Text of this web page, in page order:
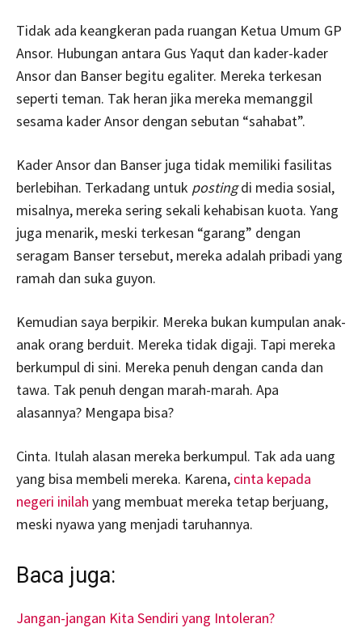
Tidak ada keangkeran pada ruangan Ketua Umum GP
Ansor. Hubungan antara Gus Yaqut dan kader-kader
Ansor dan Banser begitu egaliter. Mereka terkesan
seperti teman. Tak heran jika mereka memanggil
sesama kader Ansor dengan sebutan “sahabat”.
Kader Ansor dan Banser juga tidak memiliki fasilitas
berlebihan. Terkadang untuk postingdi media sosial,
misalnya, mereka sering sekali kehabisan kuota. Yang
juga menarik, meski terkesan “garang” dengan
seragam Banser tersebut, mereka adalah pribadi yang
ramah dan suka guyon.
Kemudian saya berpikir. Mereka bukan kumpulan anak-
anak orang berduit. Mereka tidak digaji. Tapi mereka
berkumpul di sini. Mereka penuh dengan canda dan
tawa. Tak penuh dengan marah-marah. Apa
alasannya? Mengapa bisa?
Cinta. Itulah alasan mereka berkumpul. Tak ada uang
yang bisa membeli mereka. Karena, cinta kepada
negeri inilah yang membuat mereka tetap berjuang,
meski nyawa yang menjadi taruhannya.
Baca juga:
Jangan-jangan Kita Sendiri yang Intoleran?